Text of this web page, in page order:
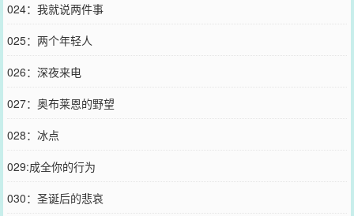
024：我就说两件事
025：两个年轻人
026：深夜来电
027：奥布莱恩的野望
028：冰点
029:成全你的行为
030：圣诞后的悲哀